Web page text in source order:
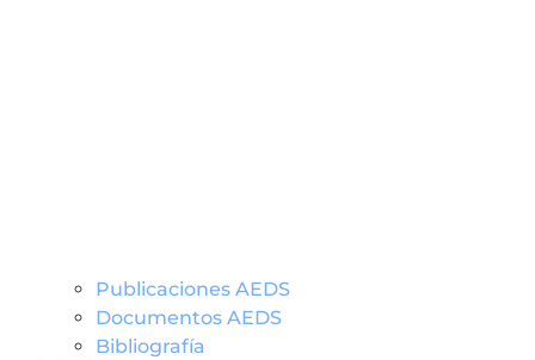
Publicaciones AEDS
Documentos AEDS
Bibliografía